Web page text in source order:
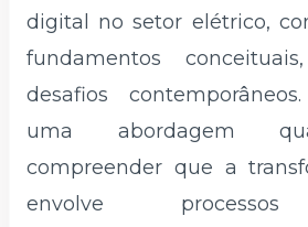
digital no setor elétrico,
fundamentos
desafios
uma abordagem
compreender que a
envolve processos